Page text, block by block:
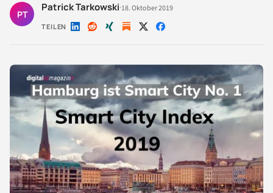
PT
Patrick Tarkowski·18. Oktober 2019
TEILEN Auf Auf Auf Auf Auf